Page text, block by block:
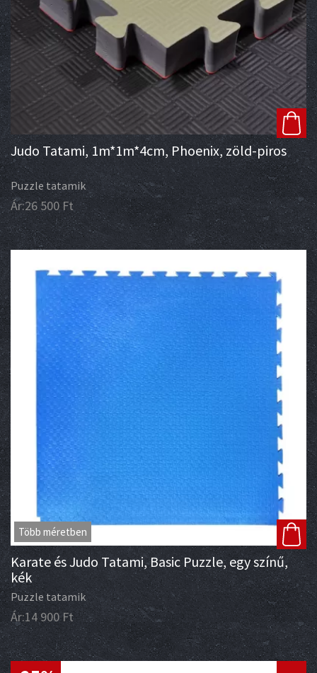
Judo Tatami, 1m*1m*4cm, Phoenix, zöld-piros
Puzzle tatamik
Ár:26 500Ft
Több méretben
Karate és Judo Tatami, Basic Puzzle, egy színű,
kék
Puzzle tatamik
Ár:14 900Ft